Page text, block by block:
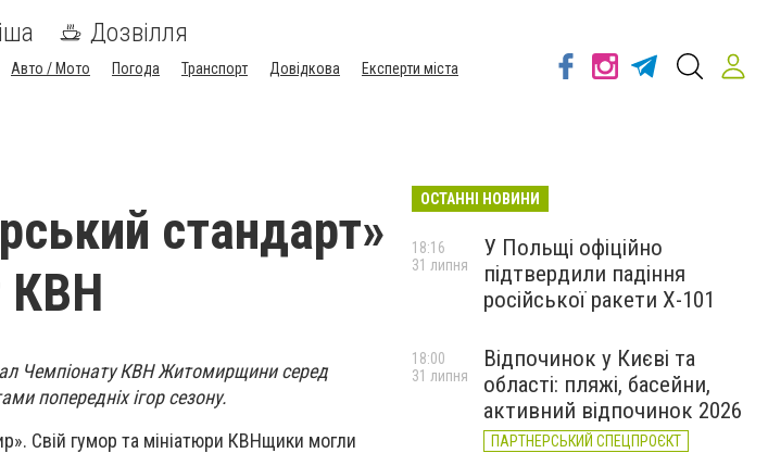
Дозвілля
Авто / Мото Погода Транспорт Довідкова
Експерти міста
стандарт»
КВН
Чемпіонату КВН Житомирщини серед
попередніх ігор сезону.
Свій гумор та мініатюри КВНщики могли
ОСТАННІ НОВИНИ
У Польщі офіційно
підтвердили падіння
російської ракети Х-101
18:16
31 липня
Відпочинок у Києві та
області: пляжі, басейни,
активний відпочинок 2026
ПАРТНЕРСЬКИЙ СПЕЦПРОЄКТ
18:00
31 липня